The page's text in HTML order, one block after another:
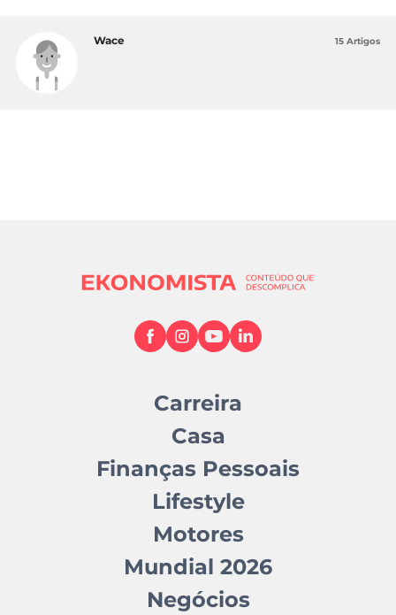
Wace 15 Artigos
Carreira
Casa
Finanças Pessoais
Lifestyle
Motores
Mundial 2026
Negócios